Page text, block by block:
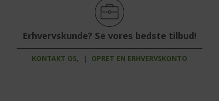
Erhvervskunde? Se vores bedste tilbud!
KONTAKT OS, | OPRET EN ERHVERVSKONTO